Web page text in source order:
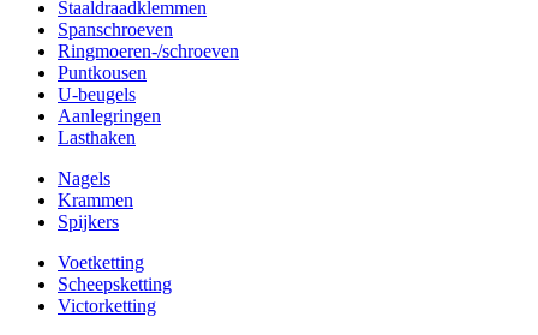
Staaldraadklemmen
Spanschroeven
Ringmoeren-/schroeven
Puntkousen
U-beugels
Aanlegringen
Lasthaken
Nagels
Krammen
Spijkers
Voetketting
Scheepsketting
Victorketting